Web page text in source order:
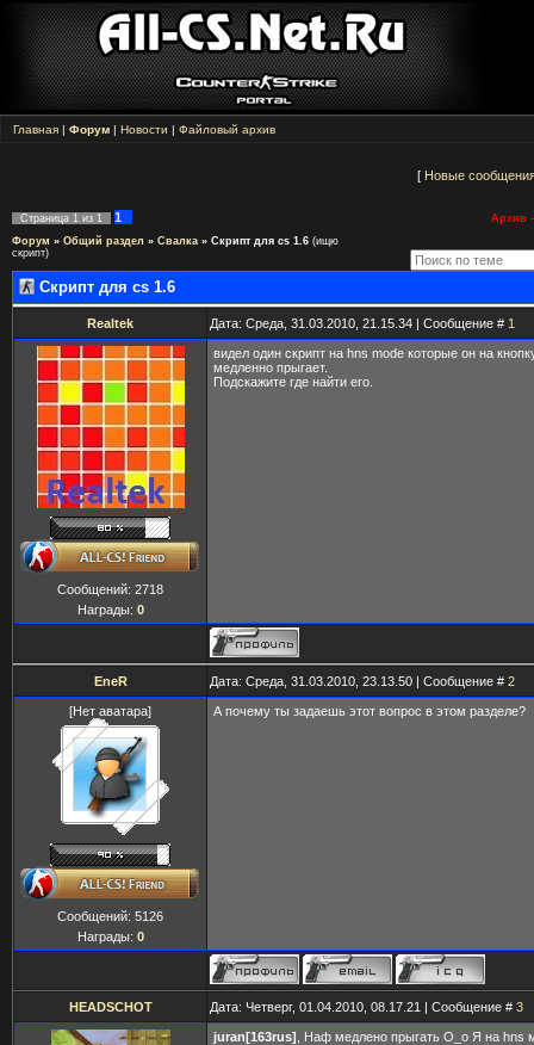
Главная | Форум | Новости | Файловый архив
[ Новые
Страница 1 из 1 1
Архив -
Форум » Общий раздел » Свалка » Скрипт для cs 1.6 (ищю
скрипт)
Скрипт для cs 1.6
Realtek Дата: Среда, 31.03.2010, 21.15.34 | Сообщение # 1
Сообщений: 2718
Награды: 0
видел один скрипт на hns mode которые он на
медленно прыгает.
Подскажите где найти его.
EneR Дата: Среда, 31.03.2010, 23.13.50 | Сообщение # 2
[Нет аватара]
Сообщений: 5126
Награды: 0
А почему ты задаешь этот вопрос в этом разделе?
HEADSCHOT Дата: Четверг, 01.04.2010, 08.17.21 | Сообщение # 3
juran[163rus] , Наф медлено прыгать O_o Я на hns